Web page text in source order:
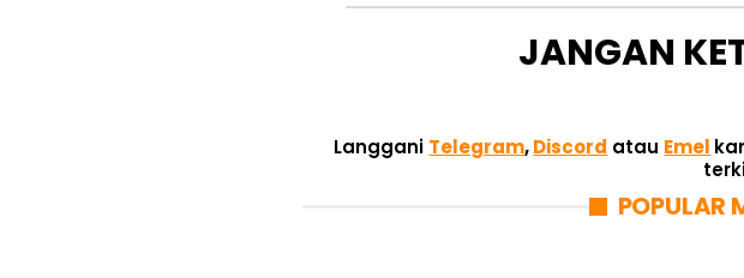
JANGAN
Langgani Telegram,Discord atau Emel
POPULAR